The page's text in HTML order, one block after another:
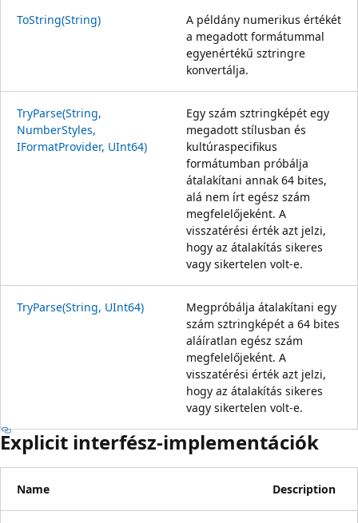
ToString(String)
A példány numerikus értékét
a megadott formátummal
egyenértékű sztringre
konvertálja.
TryParse(String,
NumberStyles,
IFormatProvider, UInt64)
Egy szám sztringképét egy
megadott stílusban és
kultúraspecifikus
formátumban próbálja
átalakítani annak 64 bites,
alá nem írt egész szám
megfelelőjeként. A
visszatérési érték azt jelzi,
hogy az átalakítás sikeres
vagy sikertelen volt-e.
TryParse(String, UInt64)
Megpróbálja átalakítani egy
szám sztringképét a 64 bites
aláíratlan egész szám
megfelelőjeként. A
visszatérési érték azt jelzi,
hogy az átalakítás sikeres
vagy sikertelen volt-e.
Explicit interfész-implementációk
Name Description